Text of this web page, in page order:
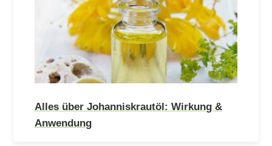
Alles über Johanniskrautöl: Wirkung &
Anwendung